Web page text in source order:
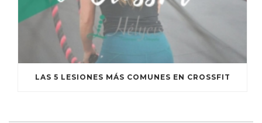
LAS 5 LESIONES MÁS COMUNES EN CROSSFIT